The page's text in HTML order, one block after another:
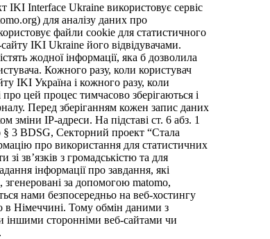
IKI Inter­face Ukraine використовує сервіс
для аналізу даних про
файли cook­ie для статистичного
IKI Ukraine його відвідувачами.
жодної інформації, яка б дозволила
Кожного разу, коли користувач
IKI Україна і кожного разу, коли
цей процес тимчасово зберігаються і
Перед зберіганням кожен запис даних
зміни IP-адреси. На підставі ст. 6 абз. 1
§ 3 BDSG, Секторний проект “Стала
про використання для статистичних
зі зв’язків з громадськістю та для
інформації про завдання, які
за допомогою mato­mo,
нами безпосередньо на веб-хостингу
в Німеччині. Тому обмін даними з
іншими сторонніми веб-сайтами чи